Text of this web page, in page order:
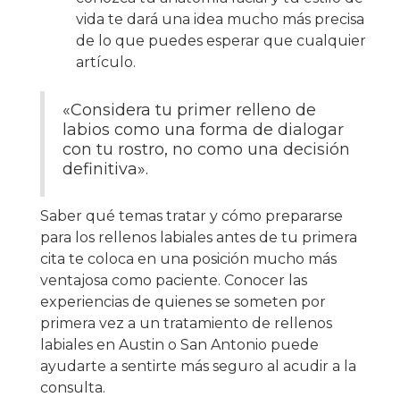
vida te dará una idea mucho más precisa
de lo que puedes esperar que cualquier
artículo.
«Considera tu primer relleno de
labios como una forma de dialogar
con tu rostro, no como una decisión
definitiva».
Saber qué temas tratar y cómo prepararse
para los rellenos labiales antes de tu primera
cita te coloca en una posición mucho más
ventajosa como paciente. Conocer las
experiencias de quienes se someten por
primera vez a un tratamiento de rellenos
labiales en Austin o San Antonio puede
ayudarte a sentirte más seguro al acudir a la
consulta.